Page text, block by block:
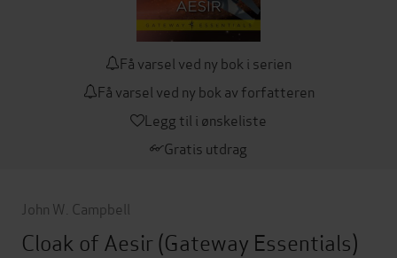
Få varsel ved ny bok i serien
Få varsel ved ny bok av forfatteren
Legg til i ønskeliste
Gratis utdrag
John W. Campbell
Cloak of Aesir(Gateway Essentials)